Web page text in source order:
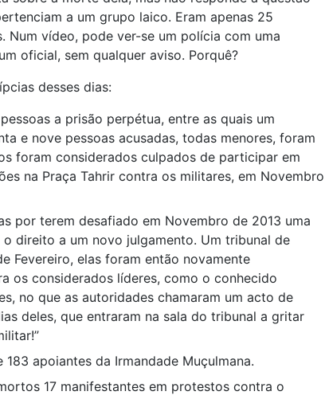
a um grupo laico. Eram apenas 25
Num vídeo, pode ver-se um polícia com uma
oficial, sem qualquer aviso. Porquê?
desses dias:
a prisão perpétua, entre as quais um
e nove pessoas acusadas, todas menores, foram
foram considerados culpados de participar em
na Praça Tahrir contra os militares, em Novembro
por terem desafiado em Novembro de 2013 uma
direito a um novo julgamento. Um tribunal de
Fevereiro, elas foram então novamente
os considerados líderes, como o conhecido
no que as autoridades chamaram um acto de
deles, que entraram na sala do tribunal a gritar
apoiantes da Irmandade Muçulmana.
17 manifestantes em protestos contra o